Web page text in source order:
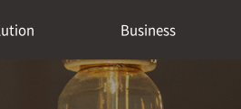
Business